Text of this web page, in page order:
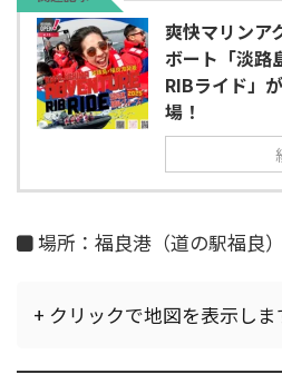
爽快マリンア
ボート「淡路
RIBライド」
場！
場所：福良港（道の駅福良）
+ クリックで地図を表示しま